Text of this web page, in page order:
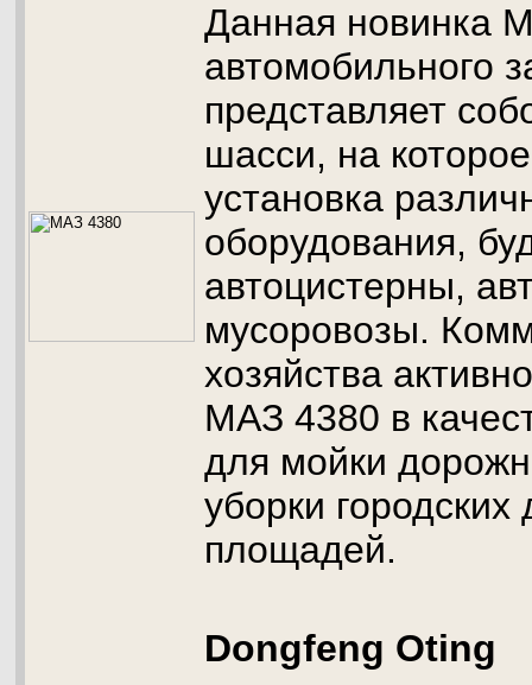
Данная новинка
автомобильного
представляет
шасси, на
установка
оборудования,
автоцистерны,
мусоровозы.
хозяйства
МАЗ 4380 в
для мойки
уборки городских
площадей.
Dongfeng Oting